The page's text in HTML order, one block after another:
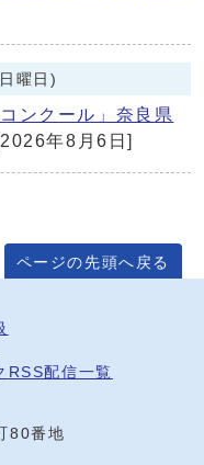
曜日)
ンクール」奈良県
年8月6日]
ページの先頭へ戻る
RSS配信一覧
80番地